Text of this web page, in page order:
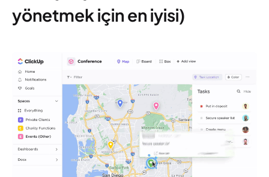
yönetmek için en iyisi)